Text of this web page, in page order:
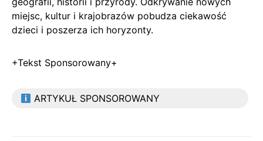
miejsc, kultur i krajobrazów pobudza ciekawość
dzieci i poszerza ich horyzonty.
+Tekst Sponsorowany+
ARTYKUŁ SPONSOROWANY